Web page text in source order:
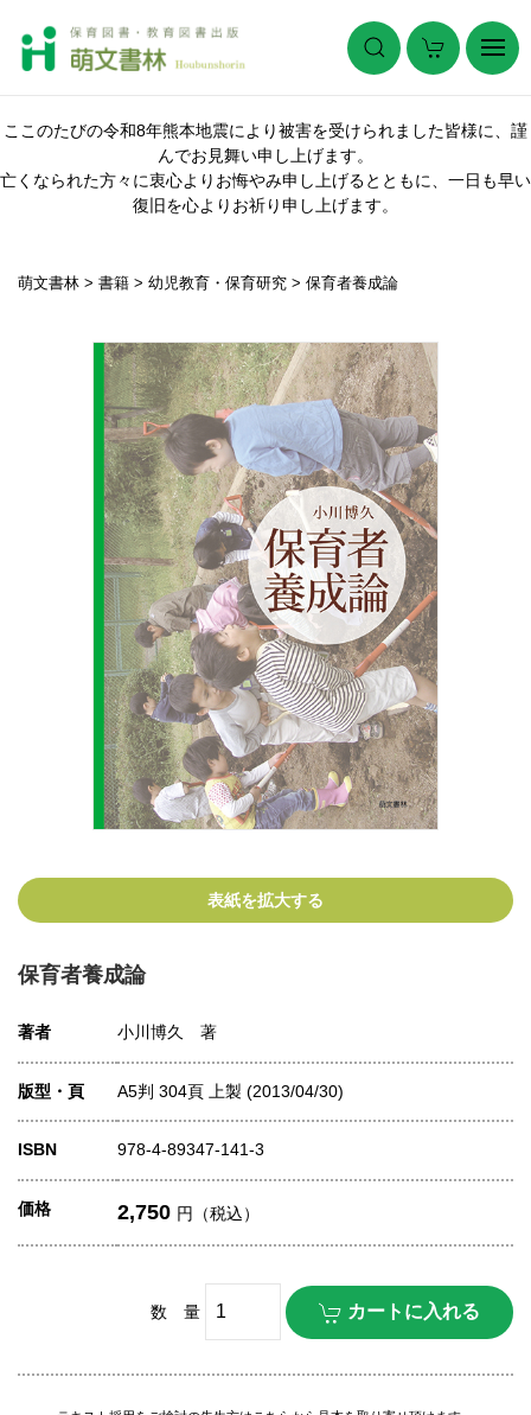
ここのたびの令和8年熊本地震により被害を受けられました皆様に、謹
んでお見舞い申し上げます。
亡くなられた方々に衷心よりお悔やみ申し上げるとともに、一日も早い
復旧を心よりお祈り申し上げます。
萌文書林 > 書籍 > 幼児教育・保育研究 > 保育者養成論
表紙を拡大する
保育者養成論
著者 小川博久 著
版型・頁 A5判 304頁 上製 (2013/04/30)
ISBN 978-4-89347-141-3
価格 2,750 円（税込）
数 量